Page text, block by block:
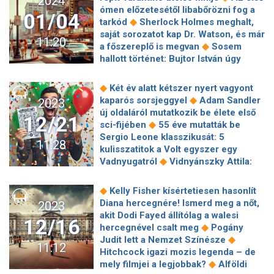
trashcelebek várnak a melóra" –
Dombóvári István mindent elárult a
magyar televíziózásról
sorozattal indította az évet a Netflix ◆
Egymást ölik Alain Delon gyerekei a
100 milliárdos vagyonért ◆
Nem
térhetnek vissza a Nemzeti Színház
sérült színészei februárban
◆
Meghalt a Starsky és Hutch egyik
Pezsgősdugó a levesben – Interjú dr.
Marton G. Zoltánnal, Marton Éva
férjével◆Csepregi Éva: Jubileum+
01/04
11:20
ómen előzetesétől libabőrözni fog a
tarkód ◆ Sherlock Holmes meghalt,
saját sorozatot kap Dr. Watson, és már
a főszereplő is megvan ◆ Sosem
hallott történet: Bujtor István úgy
kellett állítani a forgatást
◆
szoptatta két gyerekét Horváth Éva -
nem csak a négy fal között◆ A Költő,
aki felismerhető volt maszkban is –
utak Kovács András Ferenc
versuniverzumaihoz
◆
animáció nagymesterének
középpontja felé ◆ 4 januári Netflix-
év◆Márton András: Idétlenség azt
lebegtetni, hogy Vidnyánszky lemond,
majd mégsem megy el◆„Nem
védem!” – Hajdu Steve és Vajtó Lajos
Vidnyánszky Attiláról◆A Chopin-
útlevél zongorát fejlesztő magyar
tulajdonosa
2023
12/21
11:28
◆ Két év alatt kétszer nyert vagyont
kaparós sorsjeggyel ◆ Adam Sandler
új oldaláról mutatkozik be élete első
sci-fijében ◆ 55 éve mutatták be
Sergio Leone klasszikusát: 5
kulisszatitok a Volt egyszer egy
Vadnyugatról ◆ Vidnyánszky Attila:
évtizedek munkáját és harcait
Csepelyi Adrienn: A daltól fogva ◆
Kiss Diána Magdolna kapta a Domján
Edit-díjat◆ George Clooney
elmondta, miért nem volt boldog
Matthew Perry a Jóbarátok forgatásán
◆
Rengeteg pénzt keres az anyuka,
aki hivatásos karácsonyfa-díszítőnek
2023
12/16
11:12
◆ Kelly Fisher kísértetiesen hasonlít
Diana hercegnére! Ismerd meg a nőt,
akit Dodi Fayed állítólag a walesi
hercegnével csalt meg ◆ Pogány
Judit lett a Nemzet Színésze ◆
Hitchcock igazi mozis legenda – de
mely filmjei a legjobbak? ◆ Alföldi